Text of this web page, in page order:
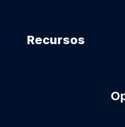
Recursos